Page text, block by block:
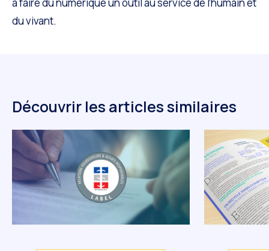
du vivant.
Découvrir les articles similaires